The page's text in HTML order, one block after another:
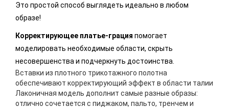
Это простой способ выглядеть идеально в любом
образе!
Корректирующее платье-грация помогает
моделировать необходимые области, скрыть
несовершенства и подчеркнуть достоинства.
Вставки из плотного трикотажного полотна
обеспечивают корректирующий эффект в области талии
Лаконичная модель дополнит самые разные образы:
отлично сочетается с пиджаком, пальто, тренчем и